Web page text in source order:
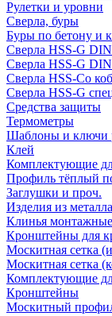
Рулетки и уровни
Сверла, буры
Буры по бетону и
Сверла HSS-G
Сверла HSS-G
Сверла HSS-Co
Сверла HSS-G
Средства защиты
Термометры
Шаблоны и ключи
Клей
Комплектующие
Профиль тёплый
Заглушки и проч.
Изделия из металла
Клинья монтажные
Кронштейны для
Москитная сетка
Москитная сетка
Комплектующие
Кронштейны
Москитный